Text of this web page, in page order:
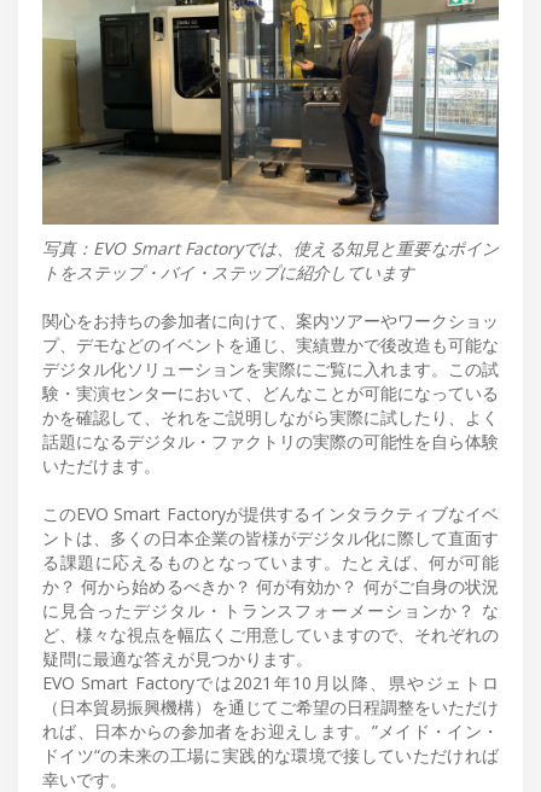
写真：EVO Smart Factoryでは、使える知見と重要なポイン
トをステップ・バイ・ステップに紹介しています
関心をお持ちの参加者に向けて、案内ツアーやワークショッ
プ、デモなどのイベントを通じ、実績豊かで後改造も可能な
デジタル化ソリューションを実際にご覧に入れます。この試
験・実演センターにおいて、どんなことが可能になっている
かを確認して、それをご説明しながら実際に試したり、よく
話題になるデジタル・ファクトリの実際の可能性を自ら体験
いただけます。
このEVO Smart Factoryが提供するインタラクティブなイベ
ントは、多くの日本企業の皆様がデジタル化に際して直面す
る課題に応えるものとなっています。たとえば、何が可能
か？ 何から始めるべきか？ 何が有効か？ 何がご自身の状況
に見合ったデジタル・トランスフォーメーションか？ な
ど、様々な視点を幅広くご用意していますので、それぞれの
疑問に最適な答えが見つかります。
EVO Smart Factoryでは2021年10月以降、県やジェトロ
（日本貿易振興機構）を通じてご希望の日程調整をいただけ
れば、日本からの参加者をお迎えします。”メイド・イン・
ドイツ“の未来の工場に実践的な環境で接していただければ
幸いです。